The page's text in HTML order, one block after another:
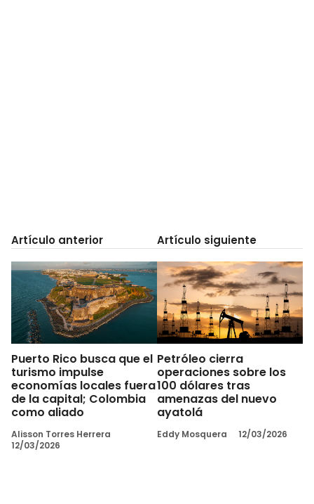
Artículo anterior
Puerto Rico busca que el
turismo impulse
economías locales fuera
de la capital; Colombia
como aliado
Alisson Torres Herrera
12/03/2026
Artículo siguiente
Petróleo cierra
operaciones sobre los
100 dólares tras
amenazas del nuevo
ayatolá
Eddy Mosquera 12/03/2026